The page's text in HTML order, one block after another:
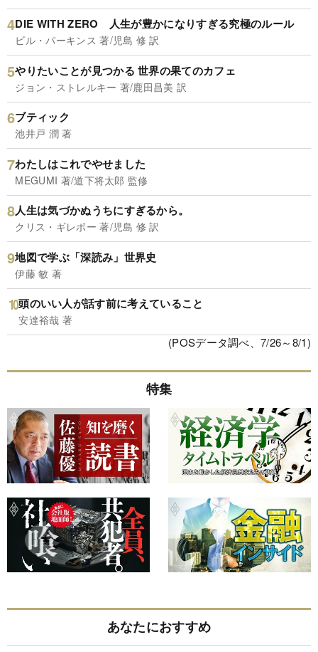
DIE WITH ZERO 人生が豊かになりすぎる究極のルール
ビル・パーキンス 著/児島 修 訳
やりたいことが見つかる 世界の果てのカフェ
ジョン・ストレルキー 著/鹿田昌美 訳
ブティック
池井戸 潤 著
わたしはこれでやせました
MEGUMI 著/道下将太郎 監修
人生は気づかぬうちにすぎるから。
クリス・ギレボー 著/児島 修 訳
地図で学ぶ「深読み」世界史
伊藤 敏 著
頭のいい人が話す前に考えていること
安達裕哉 著
(POSデータ調べ、7/26～8/1)
特集
あなたにおすすめ